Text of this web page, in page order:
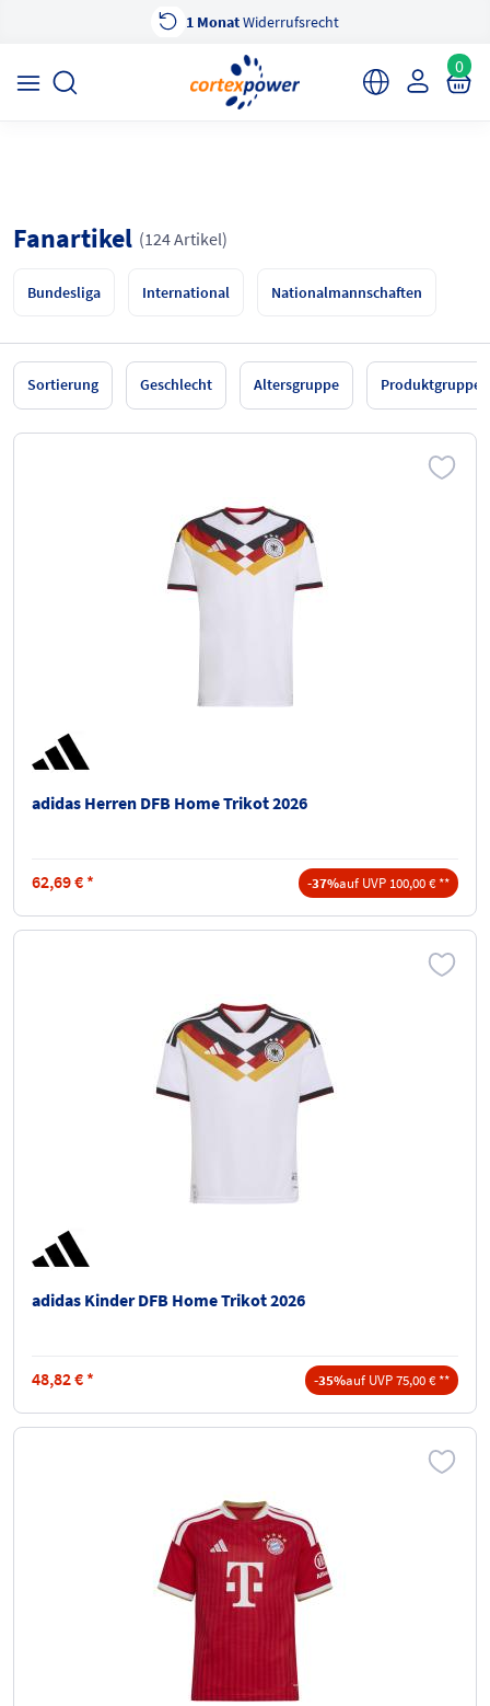
Versand DE2,99 €ab
0
cortexpower Sportshop
Fanartikel (124 Artikel)
Bundesliga International Nationalmannschaften
Sortierung Geschlecht Altersgruppe Produktgruppe
adidas Herren DFB Home Trikot 2026
62,69€ * -37%auf UVP 100,00 € **
adidas Kinder DFB Home Trikot 2026
48,82€ * -35%auf UVP 75,00 € **